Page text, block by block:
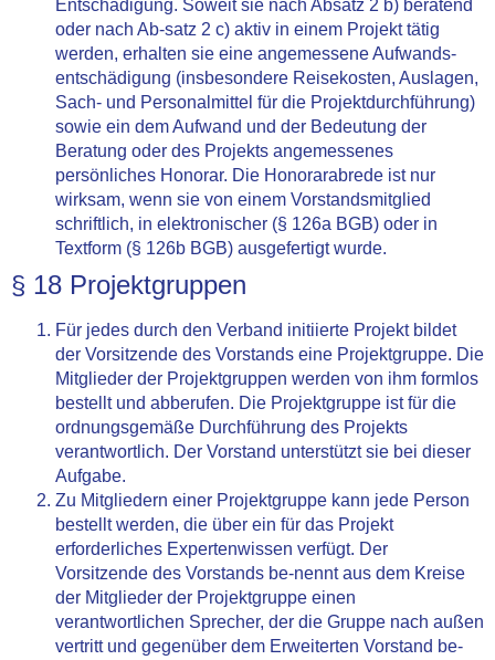
Entschädigung. Soweit sie nach Absatz 2 b) beratend
oder nach Ab-satz 2 c) aktiv in einem Projekt tätig
werden, erhalten sie eine angemessene Aufwands-
entschädigung (insbesondere Reisekosten, Auslagen,
Sach- und Personalmittel für die Projektdurchführung)
sowie ein dem Aufwand und der Bedeutung der
Beratung oder des Projekts angemessenes
persönliches Honorar. Die Honorarabrede ist nur
wirksam, wenn sie von einem Vorstandsmitglied
schriftlich, in elektronischer (§ 126a BGB) oder in
Textform (§ 126b BGB) ausgefertigt wurde.
§ 18 Projektgruppen
Für jedes durch den Verband initiierte Projekt bildet
der Vorsitzende des Vorstands eine Projektgruppe. Die
Mitglieder der Projektgruppen werden von ihm formlos
bestellt und abberufen. Die Projektgruppe ist für die
ordnungsgemäße Durchführung des Projekts
verantwortlich. Der Vorstand unterstützt sie bei dieser
Aufgabe.
Zu Mitgliedern einer Projektgruppe kann jede Person
bestellt werden, die über ein für das Projekt
erforderliches Expertenwissen verfügt. Der
Vorsitzende des Vorstands be-nennt aus dem Kreise
der Mitglieder der Projektgruppe einen
verantwortlichen Sprecher, der die Gruppe nach außen
vertritt und gegenüber dem Erweiterten Vorstand be-